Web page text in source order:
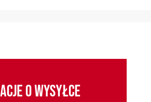
O WYSYŁCE